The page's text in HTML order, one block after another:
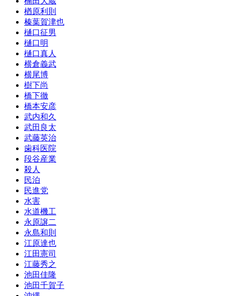
楢原利則
榛葉賀津也
樋口征男
樋口明
樋口真人
横倉義武
横尾博
樹下尚
橋下徹
橋本安彦
武内和久
武田良太
武藤英治
歯科医院
段谷産業
殺人
民泊
民進党
水害
水道機工
永原譲二
永島和則
江原達也
江田憲司
江藤秀之
池田佳隆
池田千賀子